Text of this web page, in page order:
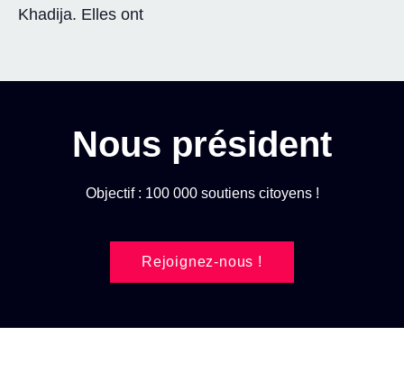
Khadija. Elles ont
Nous président
Objectif : 100 000 soutiens citoyens !
Rejoignez-nous !